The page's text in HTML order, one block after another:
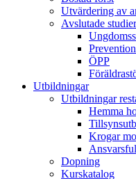
Utvärdering av
Avslutade studier
ÖPP
Utbildningar
Utbildningar
Hemma
Krogar
Dopning
Kurskatalog